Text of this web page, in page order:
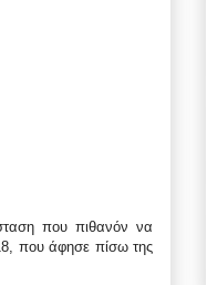
που πιθανόν να
που άφησε πίσω της